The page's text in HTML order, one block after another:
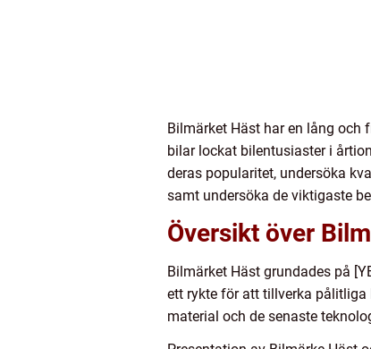
Bilmärket Häst har en lång
bilar lockat bilentusiaster i
deras popularitet, undersöka
samt undersöka de viktigaste
Översikt över
Bilmärket Häst grundades på
ett rykte för att tillverka pålitliga
material och de senaste